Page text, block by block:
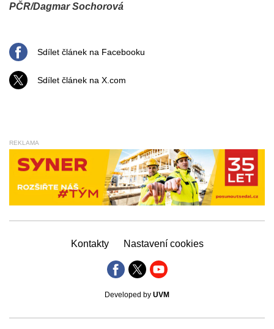
PČR/Dagmar Sochorová
Sdílet článek na Facebooku
Sdílet článek na X.com
REKLAMA
Kontakty Nastavení cookies
Developed by UVM